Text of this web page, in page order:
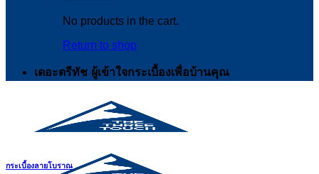
No products in the cart.
Return to shop
เดอะตรีทัช ผู้เข้าใจกระเบื้องเพื่อบ้านคุณ
กระเบื้องลายโบราณ